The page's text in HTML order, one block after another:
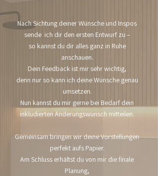
Nach Sichtung deiner Wünsche und Inspos
sende ich dir den ersten Entwurf zu –
so kannst du dir alles ganz in Ruhe
anschauen.
Dein Feedback ist mir sehr wichtig,
denn nur so kann ich deine Wünsche genau
umsetzen.
Nun kannst du mir gerne bei Bedarf dein
inkludierten Änderungswunsch mitteilen.
Gemeinsam bringen wir deine Vorstellungen
perfekt aufs Papier.
Am Schluss erhältst du von mir die finale
Planung,